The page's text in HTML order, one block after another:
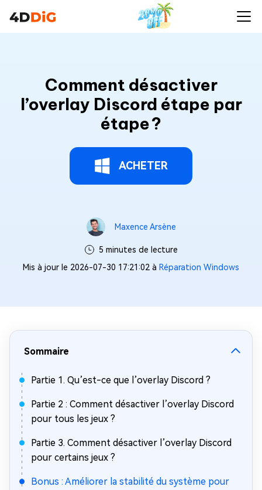
Comment désactiver
l’overlay Discord étape par
étape ?
ACHETER
Maxence Arsène
5 minutes de lecture
Mis à jour le 2026-07-30 17:21:02 à Réparation Windows
Sommaire
Partie 1. Qu’est-ce que l’overlay Discord ?
Partie 2 : Comment désactiver l’overlay Discord
pour tous les jeux ?
Partie 3. Comment désactiver l’overlay Discord
pour certains jeux ?
Bonus : Améliorer la stabilité du système pour